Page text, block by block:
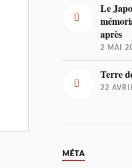
Le
après
2 MAI
Terre
22
MÉTA